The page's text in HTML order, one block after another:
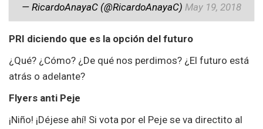
— RicardoAnayaC (@RicardoAnayaC) May 19, 2018
PRI diciendo que es la opción del futuro
¿Qué? ¿Cómo? ¿De qué nos perdimos? ¿El futuro está
atrás o adelante?
Flyers anti Peje
¡Niño! ¡Déjese ahí! Si vota por el Peje se va directito al